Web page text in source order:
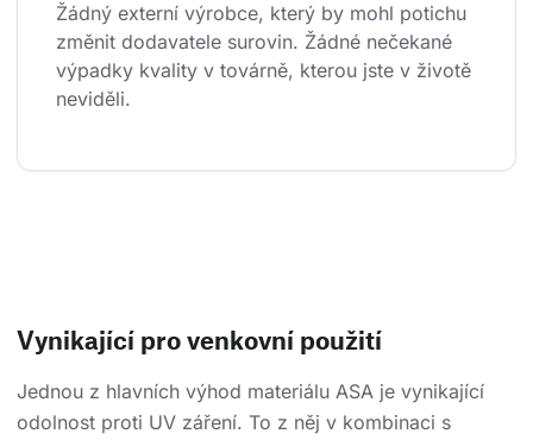
Žádný externí výrobce, který by mohl potichu
změnit dodavatele surovin. Žádné nečekané
výpadky kvality v továrně, kterou jste v životě
neviděli.
Vynikající pro venkovní použití
Jednou z hlavních výhod materiálu ASA je vynikající
odolnost proti UV záření. To z něj v kombinaci s